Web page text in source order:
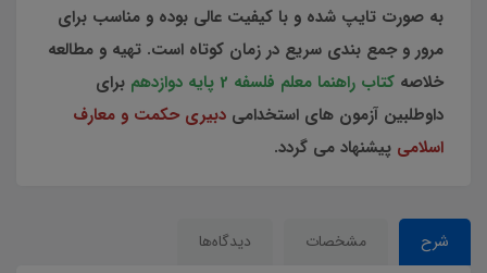
به صورت تایپ شده و با کیفیت عالی بوده و مناسب برای
مرور و جمع بندی سریع در زمان کوتاه است. تهیه و مطالعه
خلاصه کتاب راهنما معلم فلسفه 2 پایه دوازدهم
برای
داوطلبین آزمون های استخدامی دبیری حکمت و معارف
اسلامی پیشنهاد می گردد.
شرح مشخصات دیدگاه‌ها